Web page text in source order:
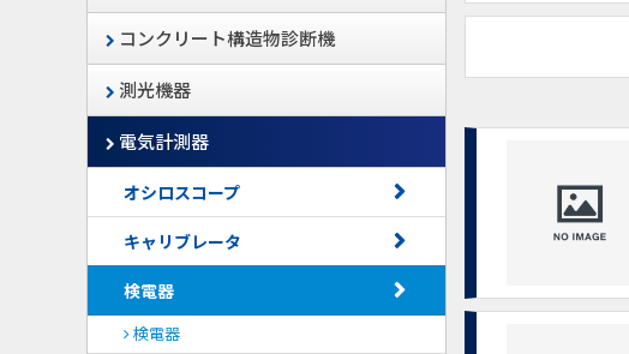
コンクリート構造物診断機
測光機器
電気計測器
オシロスコープ
キャリブレータ
検電器
検電器